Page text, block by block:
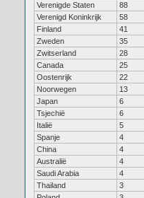
Verenigde Staten
88
Verenigd Koninkrijk
58
Finland
41
Zweden
35
Zwitserland
28
Canada
25
Oostenrijk
22
Noorwegen
13
Japan
6
Tsjechië
6
Italië
5
Spanje
4
China
4
Australië
4
Saudi Arabia
4
Thailand
3